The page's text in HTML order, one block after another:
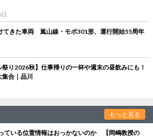
てきた車両 嵐山線・モボ301形、運行開始55周年
祭り2026秋】仕事帰りの一杯や週末の昼飲みにも！
合｜品川
もっと見る
ている位置情報はおっかないのか 【岡嶋教授の